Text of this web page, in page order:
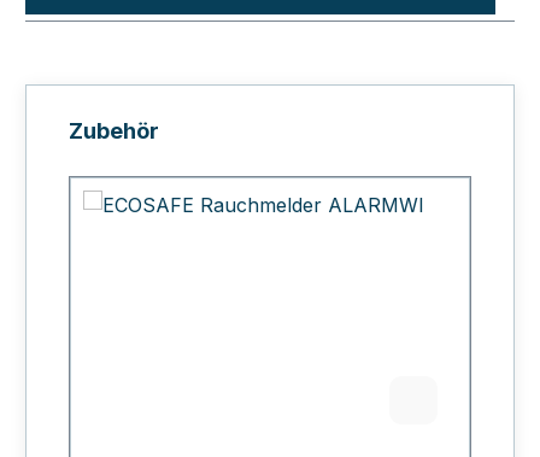
Produktgalerie überspringen
Zubehör